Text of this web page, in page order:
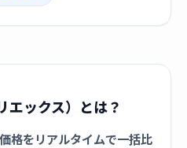
エックス）とは？
格をリアルタイムで一括比